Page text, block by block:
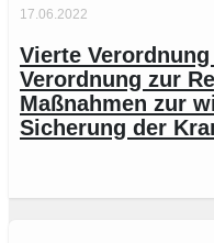
17.06.2022
Vierte
Verordnung zur
Maßnahmen zur
Sicherung der